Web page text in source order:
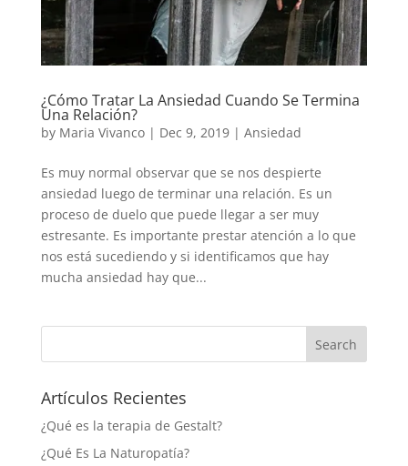
¿Cómo Tratar La Ansiedad Cuando Se Termina
Una Relación?
by Maria Vivanco| Dec 9, 2019| Ansiedad
Es muy normal observar que se nos despierte
ansiedad luego de terminar una relación. Es un
proceso de duelo que puede llegar a ser muy
estresante. Es importante prestar atención a lo que
nos está sucediendo y si identificamos que hay
mucha ansiedad hay que...
Artículos Recientes
¿Qué es la terapia de Gestalt?
¿Qué Es La Naturopatía?